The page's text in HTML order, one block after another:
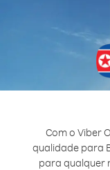
Com o Viber
qualidade para
para qualquer